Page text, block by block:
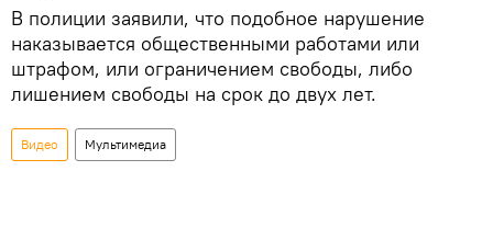
В полиции заявили, что подобное нарушение
наказывается общественными работами или
штрафом, или ограничением свободы, либо
лишением свободы на срок до двух лет.
Видео Мультимедиа